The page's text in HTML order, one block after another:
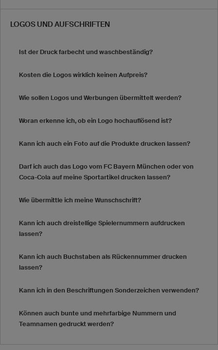
LOGOS UND AUFSCHRIFTEN
Ist der Druck farbecht und waschbeständig?
Kosten die Logos wirklich keinen Aufpreis?
Wie sollen Logos und Werbungen übermittelt werden?
Woran erkenne ich, ob ein Logo hochauflösend ist?
Kann ich auch ein Foto auf die Produkte drucken lassen?
Darf ich auch das Logo vom FC Bayern München oder von
Coca-Cola auf meine Sportartikel drucken lassen?
Wie übermittle ich meine Wunschschrift?
Kann ich auch dreistellige Spielernummern aufdrucken
lassen?
Kann ich auch Buchstaben als Rückennummer drucken
lassen?
Kann ich in den Beschriftungen Sonderzeichen verwenden?
Können auch bunte und mehrfarbige Nummern und
Teamnamen gedruckt werden?